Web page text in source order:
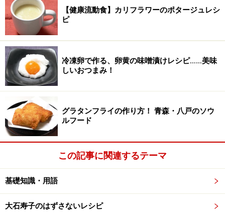
【健康流動食】カリフラワーのポタージュレシ
ピ
冷凍卵で作る、卵黄の味噌漬けレシピ……美味
しいおつまみ！
グラタンフライの作り方！ 青森・八戸のソウ
ルフード
この記事に関連するテーマ
基礎知識・用語
大石寿子のはずさないレシピ